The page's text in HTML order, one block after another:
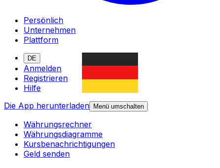
Persönlich
Unternehmen
Plattform
DE
Anmelden
Registrieren
Hilfe
Die App herunterladen
Menü umschalten
Währungsrechner
Währungsdiagramme
Kursbenachrichtigungen
Geld senden